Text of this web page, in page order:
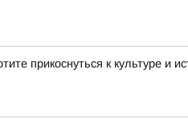
прикоснуться к культуре